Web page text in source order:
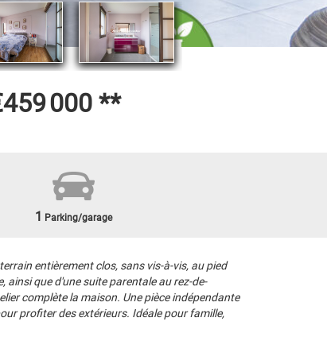
000**
1 Parking/garage
entièrement clos, sans vis-à-vis, au pied
ainsi que d'une suite parentale au rez-de-
complète la maison. Une pièce indépendante
profiter des extérieurs. Idéale pour famille,